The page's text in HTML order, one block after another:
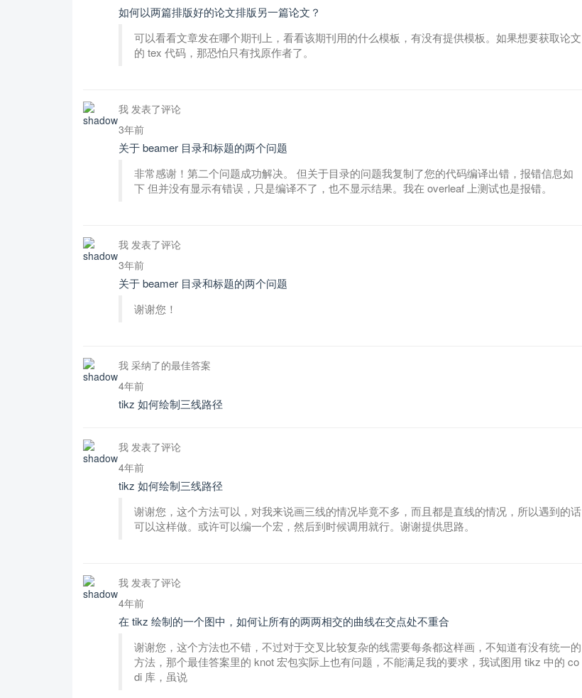
如何以两篇排版好的论文排版另一篇论文？
可以看看文章发在哪个期刊上，看看该期刊用的什么模板，有没有提供模板。如果想要获取论文
的 tex 代码，那恐怕只有找原作者了。
我 发表了评论
3年前
关于 beamer 目录和标题的两个问题
非常感谢！第二个问题成功解决。 但关于目录的问题我复制了您的代码编译出错，报错信息如
下 但并没有显示有错误，只是编译不了，也不显示结果。我在 overleaf 上测试也是报错。
我 发表了评论
3年前
关于 beamer 目录和标题的两个问题
谢谢您！
我 采纳了的最佳答案
4年前
tikz 如何绘制三线路径
我 发表了评论
4年前
tikz 如何绘制三线路径
谢谢您，这个方法可以，对我来说画三线的情况毕竟不多，而且都是直线的情况，所以遇到的话
可以这样做。或许可以编一个宏，然后到时候调用就行。谢谢提供思路。
我 发表了评论
4年前
在 tikz 绘制的一个图中，如何让所有的两两相交的曲线在交点处不重合
谢谢您，这个方法也不错，不过对于交叉比较复杂的线需要每条都这样画，不知道有没有统一的
方法，那个最佳答案里的 knot 宏包实际上也有问题，不能满足我的要求，我试图用 tikz 中的 co
di 库，虽说